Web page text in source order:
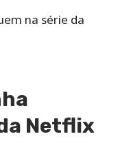
na série da
Netflix